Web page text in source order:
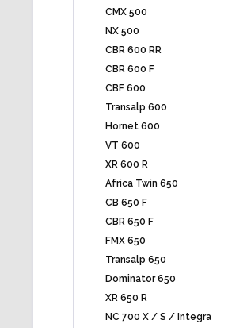
CMX 500
NX 500
CBR 600 RR
CBR 600 F
CBF 600
Transalp 600
Hornet 600
VT 600
XR 600 R
Africa Twin 650
CB 650 F
CBR 650 F
FMX 650
Transalp 650
Dominator 650
XR 650 R
NC 700 X / S / Integra